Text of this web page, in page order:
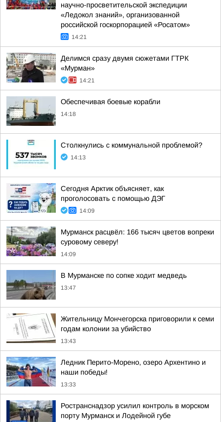
научно-просветительской экспедиции
«Ледокол знаний», организованной
российской госкорпорацией «Росатом»
14:21
Делимся сразу двумя сюжетами ГТРК
«Мурман»
14:21
Обеспечивая боевые корабли
14:18
Столкнулись с коммунальной проблемой?
14:13
Сегодня Арктик объясняет, как
проголосовать с помощью ДЭГ
14:09
Мурманск расцвёл: 166 тысяч цветов вопреки
суровому северу!
14:09
В Мурманске по сопке ходит медведь
13:47
Жительницу Мончегорска приговорили к семи
годам колонии за убийство
13:43
Ледник Перито-Морено, озеро Архентино и
наши победы!
13:33
Ространснадзор усилил контроль в морском
порту Мурманск и Лодейной губе